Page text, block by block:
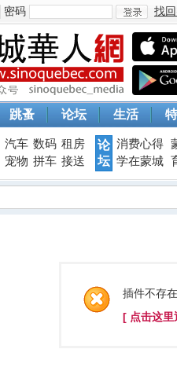
密码
登
找
跳蚤 论坛 生活
汽车 数码 租房
宠物 拼车 接送
论
坛
消费心得
学在蒙城
插件不存
[ 点击这里